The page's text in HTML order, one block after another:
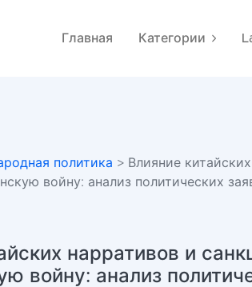
Главная Категории
политика > Влияние
войну: анализ политических
нарративов и
войну: анализ